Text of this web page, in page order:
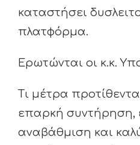
καταστήσει
πλατφόρμα.
Ερωτώνται οι κ.κ.
Τι μέτρα
επαρκή συντήρηση,
αναβάθμιση και